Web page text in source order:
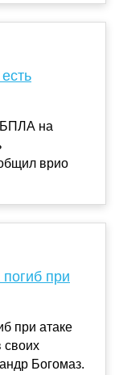
БПЛА на
врио
при
при атаке
своих
Богомаз.